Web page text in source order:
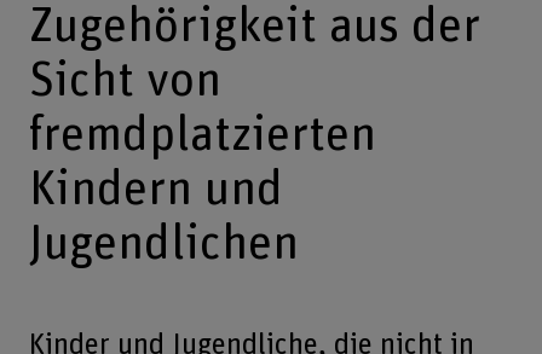
Zugehörigkeit aus der
Sicht von
fremdplatzierten
Kindern und
Jugendlichen
​Kinder und Jugendliche, die nicht in